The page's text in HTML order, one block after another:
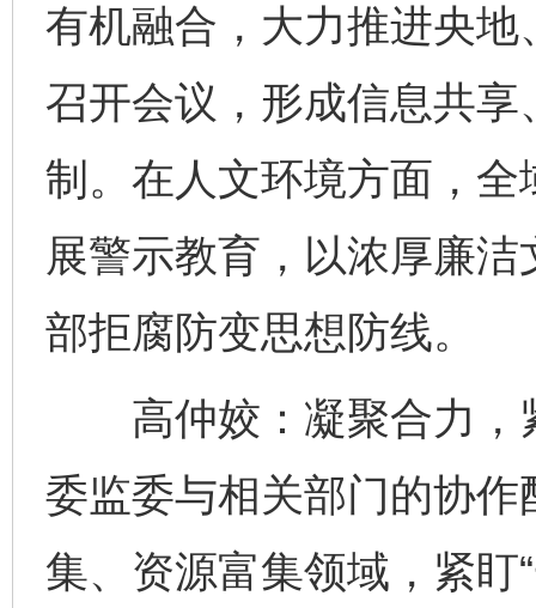
有机融合，大力推进央
召开会议，形成信息共
制。在人文环境方面，
展警示教育，以浓厚廉
部拒腐防变思想防线。
高仲姣：凝聚合力，
委监委与相关部门的协
集、资源富集领域，紧盯